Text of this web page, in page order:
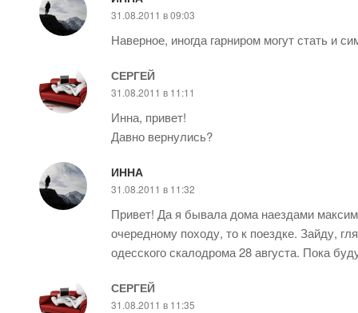
31.08.2011 в 09:03
Наверное, иногда гарниром могут стать и
СЕРГЕЙ
31.08.2011 в 11:11
Инна, привет!
Давно вернулись?
ИННА
31.08.2011 в 11:32
Привет! Да я бывала дома наездами
очередному походу, то к поездке. Зайду,
одесского скалодрома 28 августа. Пока
СЕРГЕЙ
31.08.2011 в 11:35